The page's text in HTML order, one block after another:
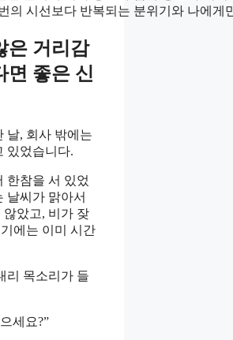
의 시선보다 반복되는 분위기와 나에게
은 거리감
면 좋은 신
날, 회사 밖에는
있었습니다.
한참을 서 있었
날씨가 맑아서
않았고, 비가 잦
에는 이미 시간
리 목소리가 들
세요?”